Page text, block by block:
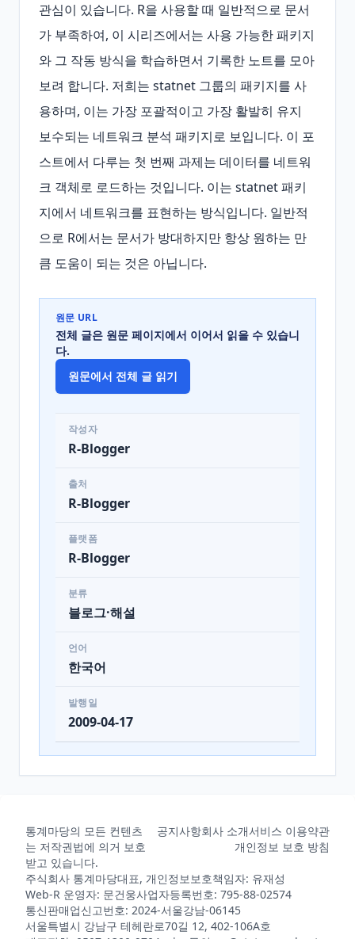
관심이 있습니다. R을 사용할 때 일반적으로 문서
가 부족하여, 이 시리즈에서는 사용 가능한 패키지
와 그 작동 방식을 학습하면서 기록한 노트를 모아
보려 합니다. 저희는 statnet 그룹의 패키지를 사
용하며, 이는 가장 포괄적이고 가장 활발히 유지
보수되는 네트워크 분석 패키지로 보입니다. 이 포
스트에서 다루는 첫 번째 과제는 데이터를 네트워
크 객체로 로드하는 것입니다. 이는 statnet 패키
지에서 네트워크를 표현하는 방식입니다. 일반적
으로 R에서는 문서가 방대하지만 항상 원하는 만
큼 도움이 되는 것은 아닙니다.
원문 URL
전체 글은 원문 페이지에서 이어서 읽을 수 있습니
다.
원문에서 전체 글 읽기
작성자
R-Blogger
출처
R-Blogger
플랫폼
R-Blogger
분류
블로그·해설
언어
한국어
발행일
2009-04-17
통계마당의 모든 컨텐츠
는 저작권법에 의거 보호
받고 있습니다.
공지사항회사 소개서비스 이용약관
개인정보 보호 방침
주식회사 통계마당대표, 개인정보보호책임자: 유재성
Web-R 운영자: 문건웅사업자등록번호: 795-88-02574
통신판매업신고번호: 2024-서울강남-06145
서울특별시 강남구 테헤란로70길 12, 402-106A호